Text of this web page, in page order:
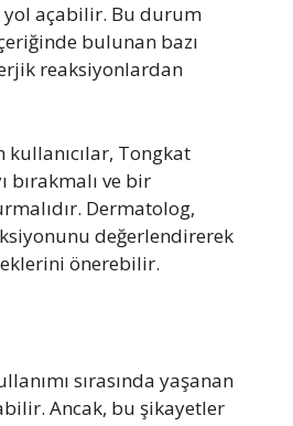
yol açabilir. Bu durum
bulunan bazı
reaksiyonlardan
kullanıcılar, Tongkat
bırakmalı ve bir
Dermatolog,
değerlendirerek
önerebilir.
sırasında yaşanan
Ancak, bu şikayetler